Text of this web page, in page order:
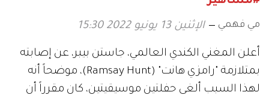
مي فهمي الإثنين 13 يونيو 2022 15:30
أعلن المغني الكندي العالمي، جاستن بيبر، عن إصابته
بمتلازمة "رامزي هانت" (Ramsay Hunt)، موضحاً أنه
لهذا السبب ألغى حفلتين موسيقيتين، كان مقرراً أن